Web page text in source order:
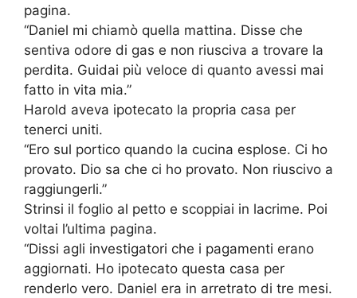
pagina.
“Daniel mi chiamò quella mattina. Disse che
sentiva odore di gas e non riusciva a trovare la
perdita. Guidai più veloce di quanto avessi mai
fatto in vita mia.”
Harold aveva ipotecato la propria casa per
tenerci uniti.
“Ero sul portico quando la cucina esplose. Ci ho
provato. Dio sa che ci ho provato. Non riuscivo a
raggiungerli.”
Strinsi il foglio al petto e scoppiai in lacrime. Poi
voltai l’ultima pagina.
“Dissi agli investigatori che i pagamenti erano
aggiornati. Ho ipotecato questa casa per
renderlo vero. Daniel era in arretrato di tre mesi.